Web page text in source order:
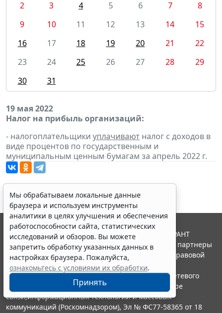
2
3 4 5 6 7
8
9
10 11 12 13 14
15
16
17 18 19 20 21
22
23
24 25 26 27 28
29
30
31
19 мая 2022
Налог на прибыль организаций:
- налогоплательщики уплачивают налог с доходов в
виде процентов по государственным и
муниципальным ценным бумагам за апрель 2022 г.
Мы обрабатываем локальные данные
браузера и используем инструменты
аналитики в целях улучшения и обеспечения
работоспособности сайта, статистических
исследований и обзоров. Вы можете
запретить обработку указанных данных в
настройках браузера. Пожалуйста,
ознакомьтесь с условиями их обработки.
Принять
© ООО "НПП "ГАРАНТ-СЕРВИС", 2026. Система ГАРАНТ
выпускается с 1990 года. Компания "Гарант" и ее партнеры
являются участниками Российской ассоциации правовой
информации ГАРАНТ.
Портал ГАРАНТ.РУ зарегистрирован в качестве сетевого
издания Федеральной службой по надзору в сфере
связи,информационных технологий и массовых
коммуникаций (Роскомнадзором), Эл № ФС77-58365 от 18